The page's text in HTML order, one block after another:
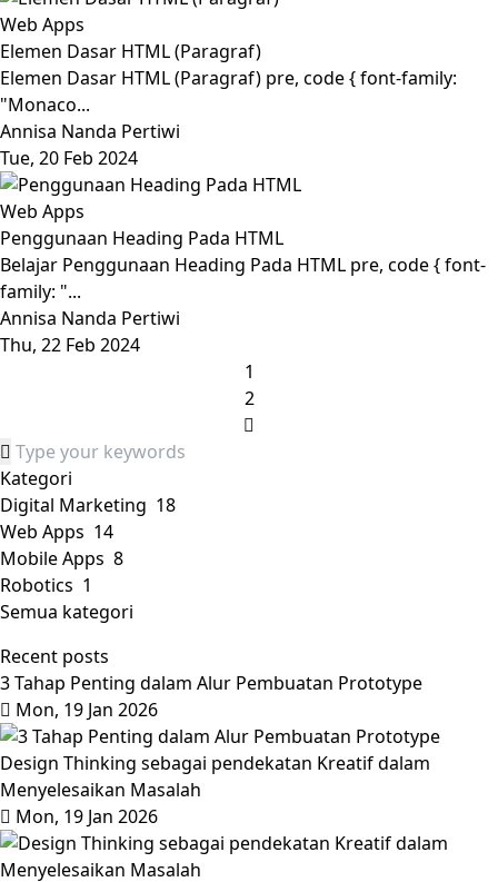
Web Apps
Elemen Dasar HTML (Paragraf)
Elemen Dasar HTML (Paragraf) pre, code { font-family:
"Monaco...
Annisa Nanda Pertiwi
Tue, 20 Feb 2024
Web Apps
Penggunaan Heading Pada HTML
Belajar Penggunaan Heading Pada HTML pre, code { font-
family: "...
Annisa Nanda Pertiwi
Thu, 22 Feb 2024
1
2
Kategori
Digital Marketing 18
Web Apps 14
Mobile Apps 8
Robotics 1
Semua kategori
Recent posts
​3 Tahap Penting dalam Alur Pembuatan Prototype
Mon, 19 Jan 2026
Design Thinking sebagai pendekatan Kreatif dalam
Menyelesaikan Masalah
Mon, 19 Jan 2026